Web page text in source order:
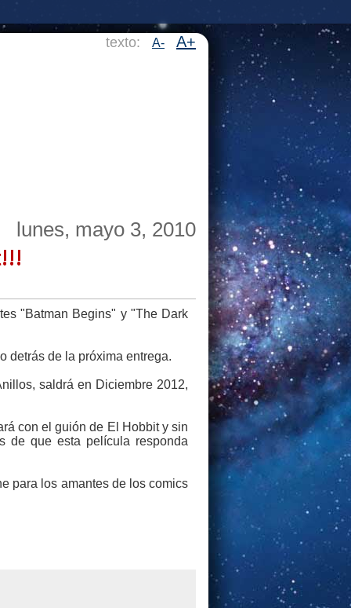
texto: A- A+
lunes, mayo 3, 2010
"Batman Begins" y "The Dark
detrás de la próxima entrega.
saldrá en Diciembre 2012,
con el guión de El Hobbit y sin
de que esta película responda
para los amantes de los comics